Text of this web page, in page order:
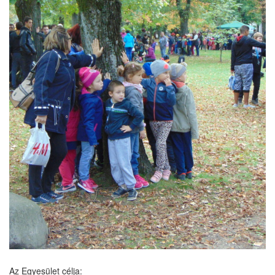
Az Egyesület célja: